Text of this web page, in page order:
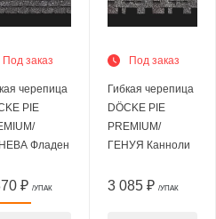
Под заказ
черепица
PIE
Фладен
₽ /УПАК
Под заказ
Гибкая черепица
DÖCKE PIE
PREMIUM/
ГЕНУЯ Канноли
3 085 ₽ /УПАК